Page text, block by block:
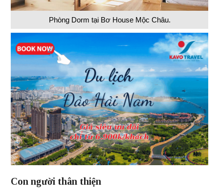
Phòng Dorm tại Bơ House Mộc Châu.
Con người thân thiện